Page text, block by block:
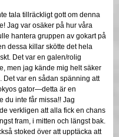
tala tillräckligt gott om denna
Jag var osäker på hur våra
hantera gruppen av gokart på
dessa killar skötte det hela
Det var en galen/rolig
men jag kände mig helt säker
Det var en sådan spänning att
gator—detta är en
du inte får missa!! Jag
verkligen att alla fick en chans
fram, i mitten och längst bak.
stoked över att upptäcka att